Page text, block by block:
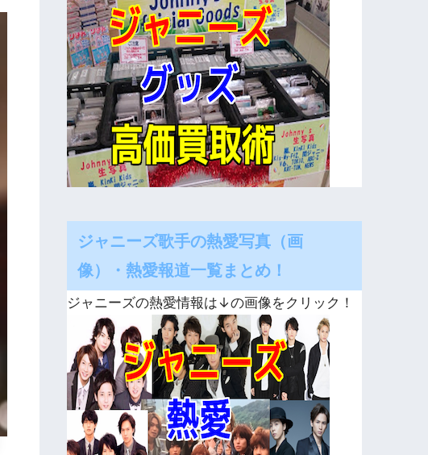
ジャニーズ歌手の熱愛写真（画
像）・熱愛報道一覧まとめ！
ジャニーズの熱愛情報は↓の画像をクリック！